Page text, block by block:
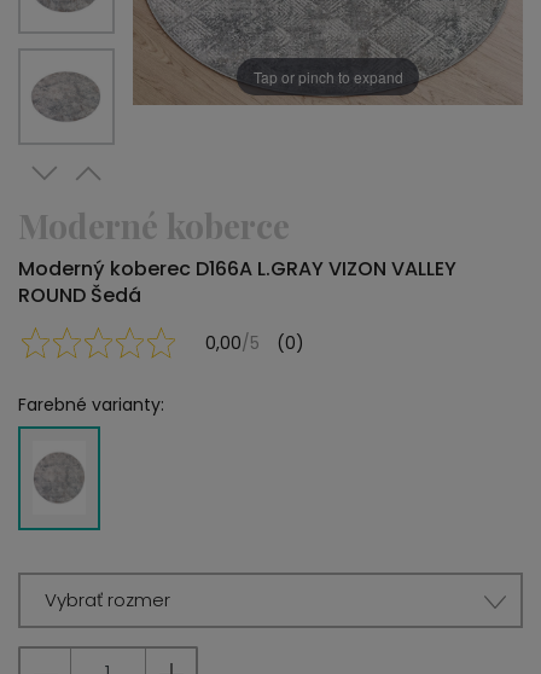
Tap or pinch to expand
Moderné koberce
Moderný koberec D166A L.GRAY VIZON VALLEY
ROUND Šedá
0,00/5 (0)
Farebné varianty:
Vybrať rozmer